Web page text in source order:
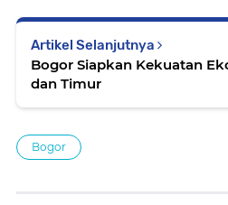
Artikel Selanjutnya
Bogor Siapkan Kekuatan
dan Timur
Bogor